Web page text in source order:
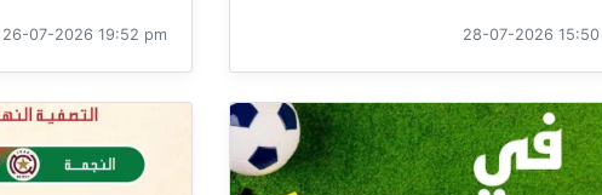
28-07-2026 15:50
26-07-2026 19:52 pm